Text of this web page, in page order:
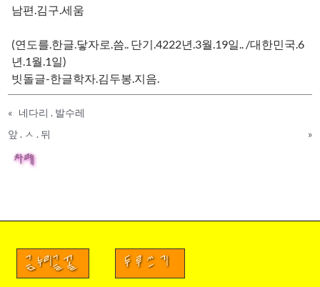
남편.김구.세움
(연도를.한글.닿자로.씀.. 단기.4222년.3월.19일.. /대한민국.6
년.1월.1일)
빗돌글-한글학자.김두봉.지음.
« 네다리 . 발수레
앞 . ㅅ . 뒤
»
차례
금누리글꼴 두루쓰기